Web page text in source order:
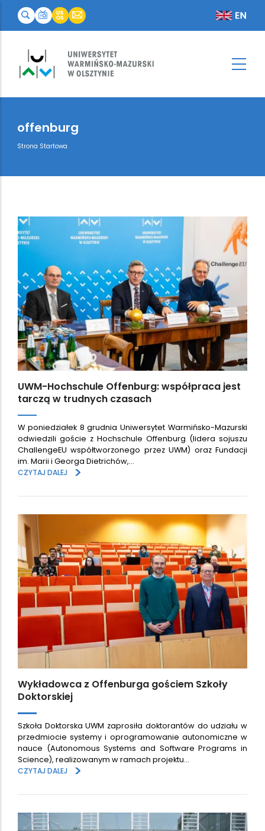
offenburg
Breadcrumb
Strona Startowa
UWM-Hochschule Offenburg: współpraca jest
tarczą w trudnych czasach
W poniedziałek 8 grudnia Uniwersytet Warmińsko-Mazurski
odwiedzili goście z Hochschule Offenburg (lidera sojuszu
ChallengeEU współtworzonego przez UWM) oraz Fundacji
im. Marii i Georga Dietrichów,…
CZYTAJ DALEJ
>
Wykładowca z Offenburga gościem Szkoły
Doktorskiej
Szkoła Doktorska UWM zaprosiła doktorantów do udziału w
przedmiocie systemy i oprogramowanie autonomiczne w
nauce (Autonomous Systems and Software Programs in
Science), realizowanym w ramach projektu…
CZYTAJ DALEJ
>